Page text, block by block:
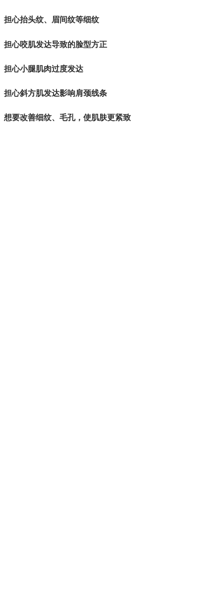
担心抬头纹、眉间纹等细纹
担心咬肌发达导致的脸型方正
担心小腿肌肉过度发达
担心斜方肌发达影响肩颈线条
想要改善细纹、毛孔，使肌肤更紧致